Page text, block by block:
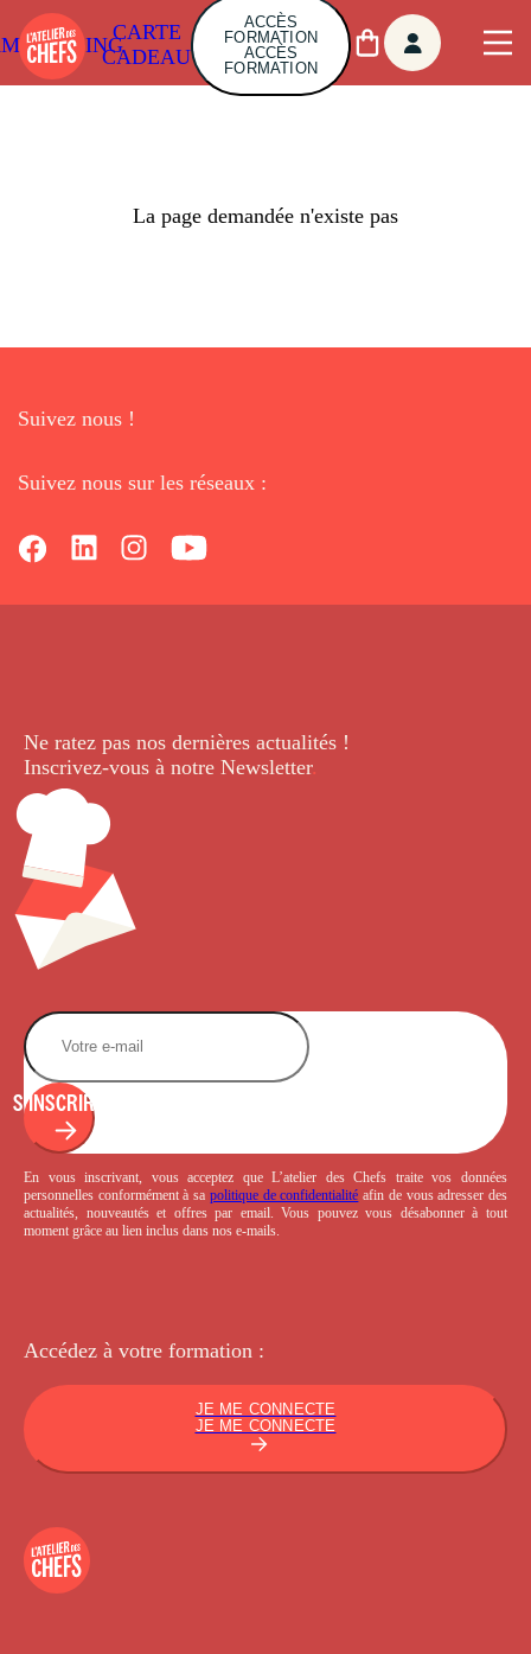
CARTE
CADEAU
ACCÈS
FORMATION
ACCÈS
FORMATION
La page demandée n'existe pas
Suivez nous !
Suivez nous sur les réseaux :
Ne ratez pas nos dernières actualités !
Inscrivez-vous à notre Newsletter.
S'INSCRIRE
En vous inscrivant, vous acceptez que L’atelier des Chefs traite vos données
personnelles conformément à sa politique de confidentialité afin de vous adresser des
actualités, nouveautés et offres par email. Vous pouvez vous désabonner à tout
moment grâce au lien inclus dans nos e-mails.
Accédez à votre formation :
JE ME CONNECTE
JE ME CONNECTE